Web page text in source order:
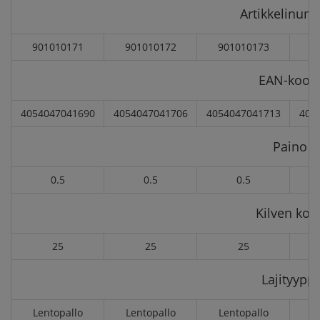
901010171 901010172 901010173
EAN-
4054047041690 4054047041706 4054047041713
Paino
0.5 0.5 0.5
Kilven
25 25 25
Lajityyppi
Lentopallo Lentopallo Lentopallo